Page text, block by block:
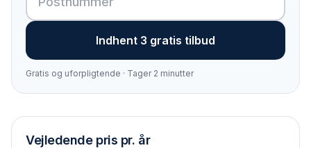
Indhent 3 gratis tilbud
Gratis og uforpligtende · Tager 2 minutter
Vejledende pris pr. år